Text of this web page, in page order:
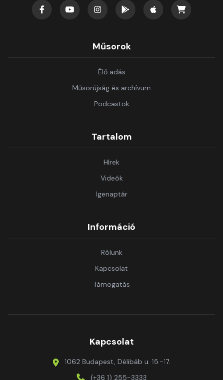
Műsorok
Élő adás
Műsorújság és archívum
Podcastok
Tartalom
Hírek
Videók
Igenaptár
Információ
Rólunk
Kapcsolat
Támogatás
Kapcsolat
1062 Budapest, Délibáb u. 15.-17.
(+36 1) 255-3333